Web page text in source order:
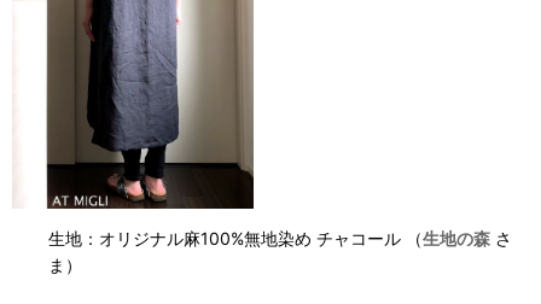
生地：オリジナル麻100%無地染め チャコール （生地の森 さ
ま）